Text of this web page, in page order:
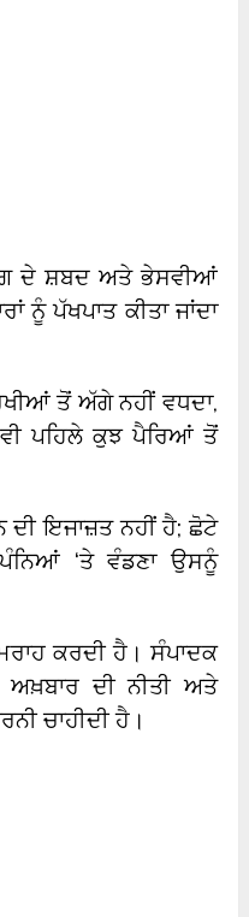
ਦੇ ਸ਼ਬਦ ਅਤੇ ਭੇਸਵੀਆਂ
ਨੂੰ ਪੱਖਪਾਤ ਕੀਤਾ ਜਾਂਦਾ
ਤੋਂ ਅੱਗੇ ਨਹੀਂ ਵਧਦਾ,
ਪਹਿਲੇ ਕੁਝ ਪੈਰਿਆਂ ਤੋਂ
ਇਜਾਜ਼ਤ ਨਹੀਂ ਹੈ; ਛੋਟੇ
‘ਤੇ ਵੰਡਣਾ ਉਸਨੂੰ
ਕਰਦੀ ਹੈ। ਸੰਪਾਦਕ
ਦੀ ਨੀਤੀ ਅਤੇ
ਚਾਹੀਦੀ ਹੈ।